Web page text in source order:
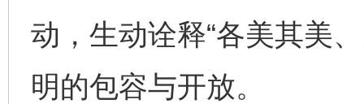
动，生动诠释“各美其美
明的包容与开放。